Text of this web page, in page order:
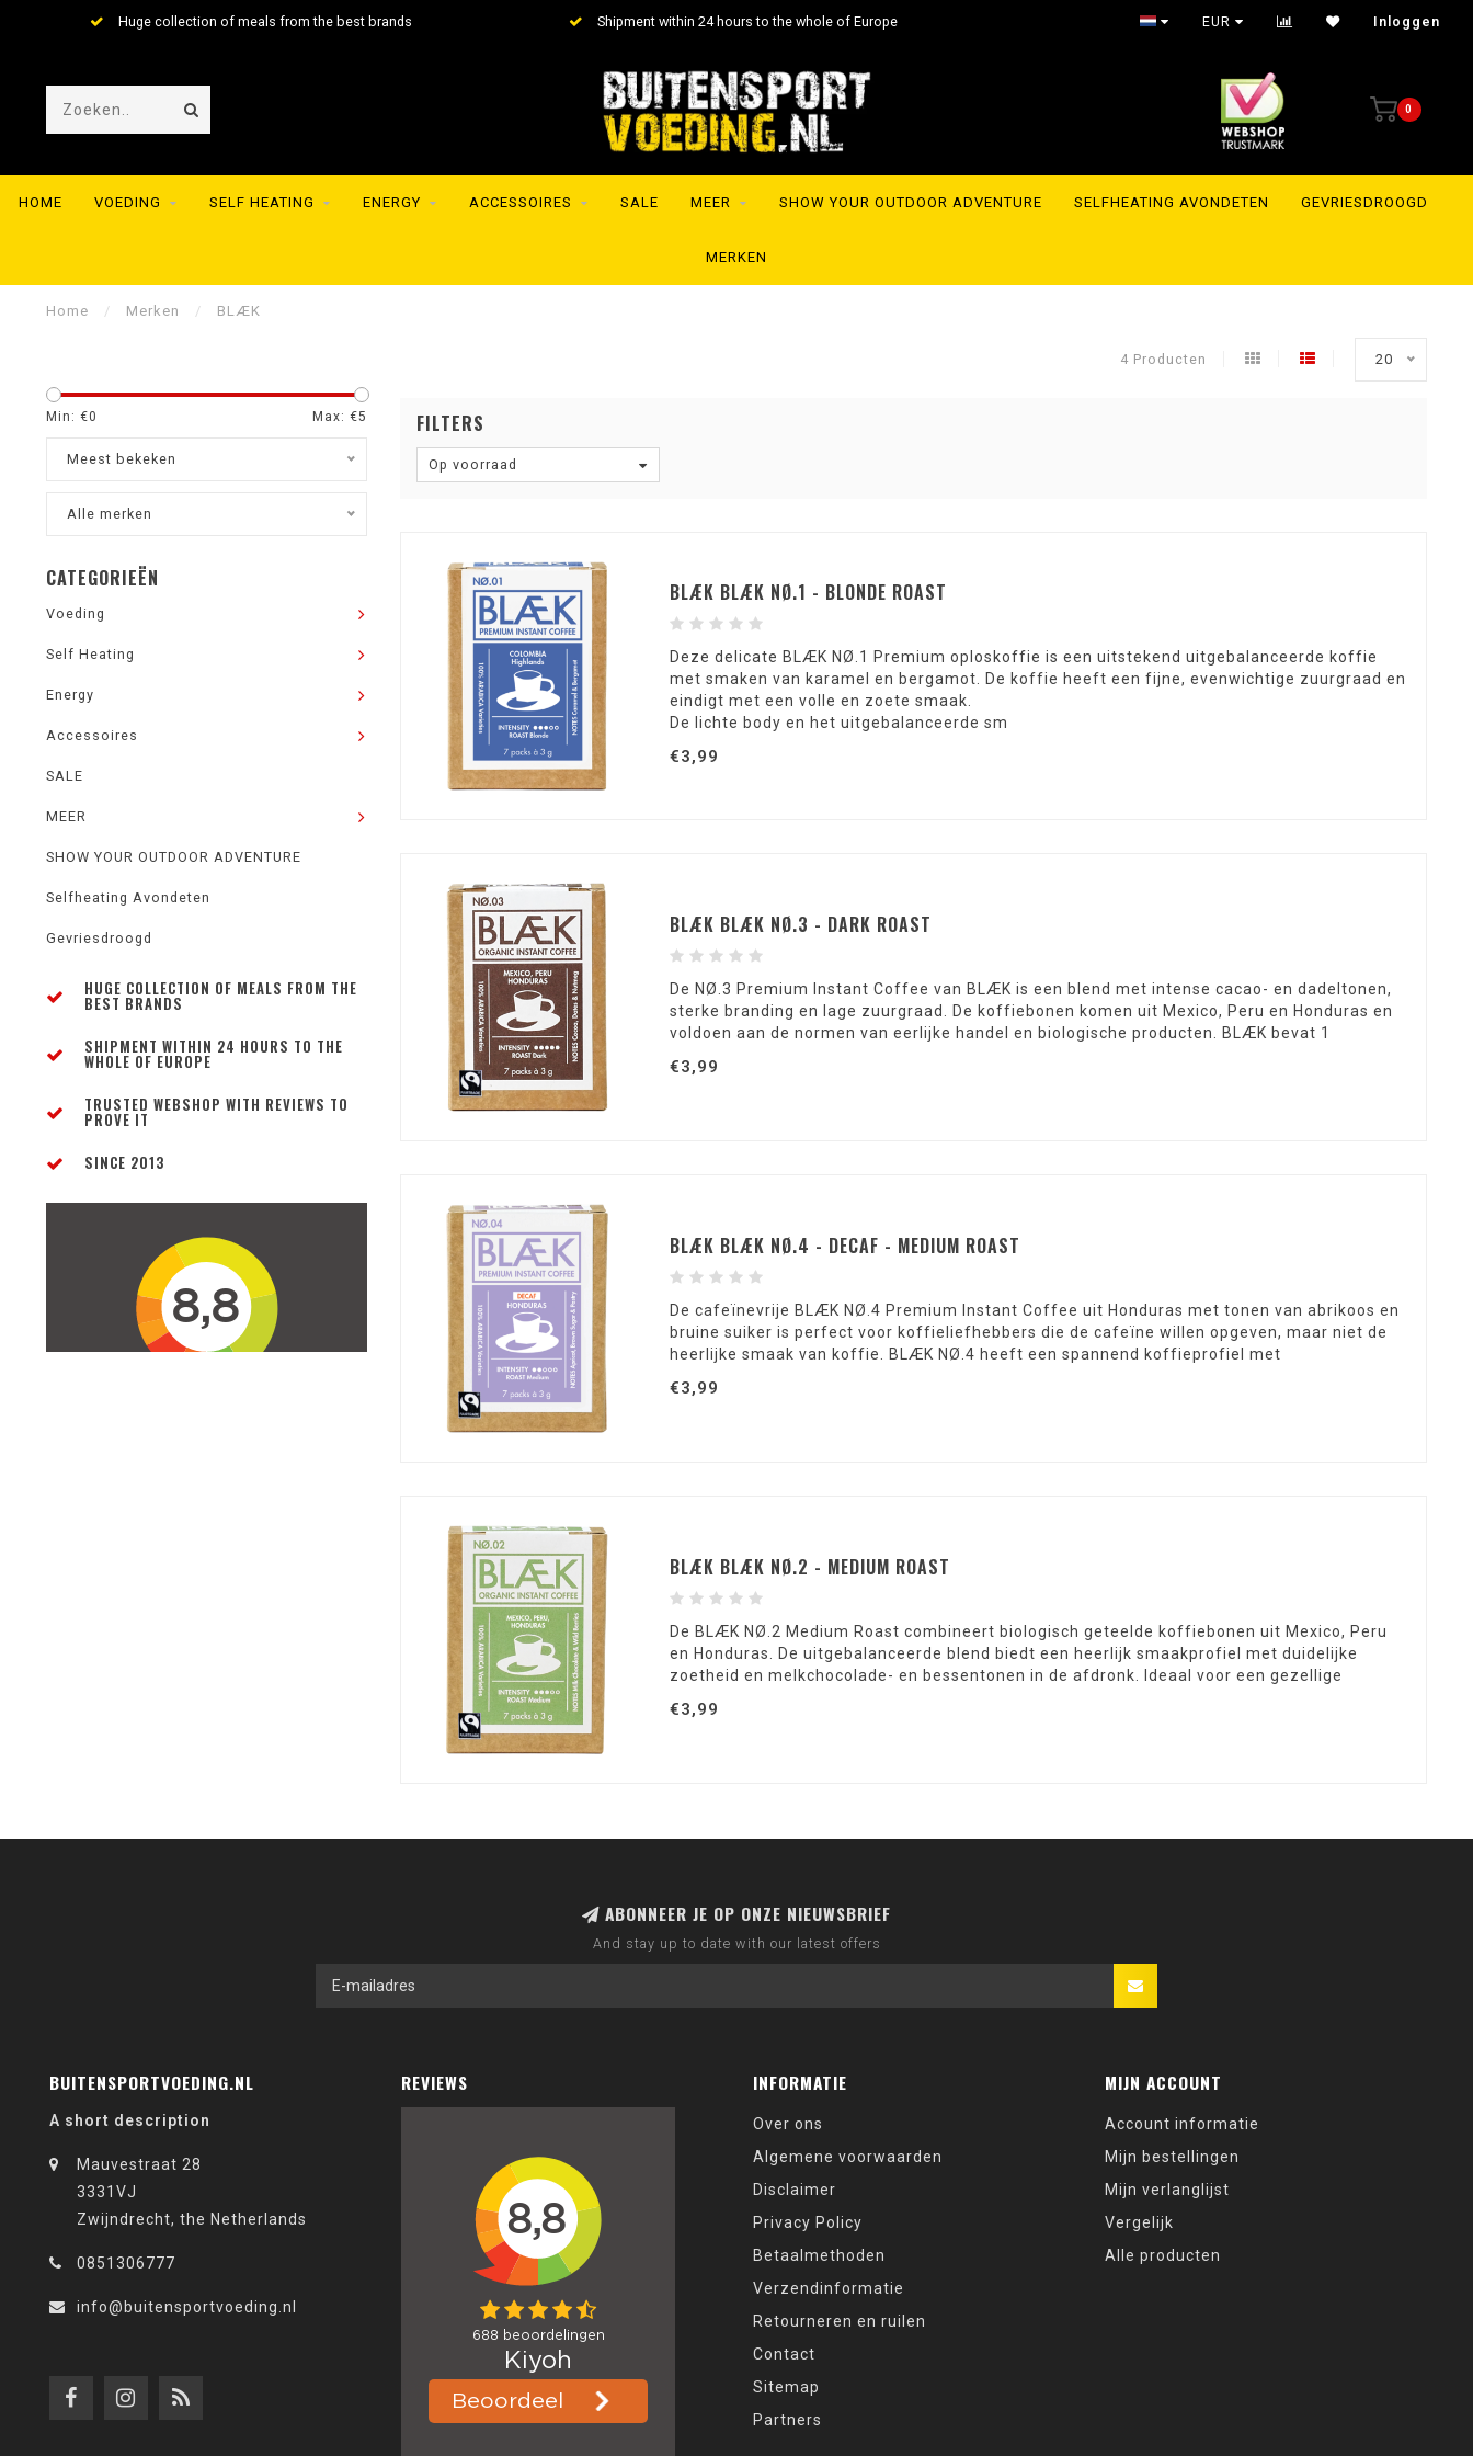
Huge collection of meals from the best brands Shipment within 24 hours to the whole of Europe EUR Inloggen
0
HOME VOEDING SELF HEATING ENERGY ACCESSOIRES SALE MEER SHOW YOUR OUTDOOR ADVENTURE SELFHEATING AVONDETEN GEVRIESDROOGD
MERKEN
Home / Merken / BLÆK
4 Producten 20
Min: €0 Max: €5
Meest bekeken
Alle merken
CATEGORIEËN
Voeding
Self Heating
Energy
Accessoires
SALE
MEER
SHOW YOUR OUTDOOR ADVENTURE
Selfheating Avondeten
Gevriesdroogd
HUGE COLLECTION OF MEALS FROM THE
BEST BRANDS
SHIPMENT WITHIN 24 HOURS TO THE
WHOLE OF EUROPE
TRUSTED WEBSHOP WITH REVIEWS TO
PROVE IT
SINCE 2013
FILTERS
Op voorraad
BLÆK BLÆK NØ.1 - BLONDE ROAST
Deze delicate BLÆK NØ.1 Premium oploskoffie is een uitstekend uitgebalanceerde koffie
met smaken van karamel en bergamot. De koffie heeft een fijne, evenwichtige zuurgraad en
eindigt met een volle en zoete smaak.
De lichte body en het uitgebalanceerde sm
€3,99
BLÆK BLÆK NØ.3 - DARK ROAST
De NØ.3 Premium Instant Coffee van BLÆK is een blend met intense cacao- en dadeltonen,
sterke branding en lage zuurgraad. De koffiebonen komen uit Mexico, Peru en Honduras en
voldoen aan de normen van eerlijke handel en biologische producten. BLÆK bevat 1
€3,99
BLÆK BLÆK NØ.4 - DECAF - MEDIUM ROAST
De cafeïnevrije BLÆK NØ.4 Premium Instant Coffee uit Honduras met tonen van abrikoos en
bruine suiker is perfect voor koffieliefhebbers die de cafeïne willen opgeven, maar niet de
heerlijke smaak van koffie. BLÆK NØ.4 heeft een spannend koffieprofiel met
€3,99
BLÆK BLÆK NØ.2 - MEDIUM ROAST
De BLÆK NØ.2 Medium Roast combineert biologisch geteelde koffiebonen uit Mexico, Peru
en Honduras. De uitgebalanceerde blend biedt een heerlijk smaakprofiel met duidelijke
zoetheid en melkchocolade- en bessentonen in de afdronk. Ideaal voor een gezellige
€3,99
ABONNEER JE OP ONZE NIEUWSBRIEF
And stay up to date with our latest offers
BUITENSPORTVOEDING.NL
A short description
Mauvestraat 28
3331VJ
Zwijndrecht, the Netherlands
0851306777
info@buitensportvoeding.nl
REVIEWS INFORMATIE
Over ons
Algemene voorwaarden
Disclaimer
Privacy Policy
Betaalmethoden
Verzendinformatie
Retourneren en ruilen
Contact
Sitemap
Partners
MIJN ACCOUNT
Account informatie
Mijn bestellingen
Mijn verlanglijst
Vergelijk
Alle producten